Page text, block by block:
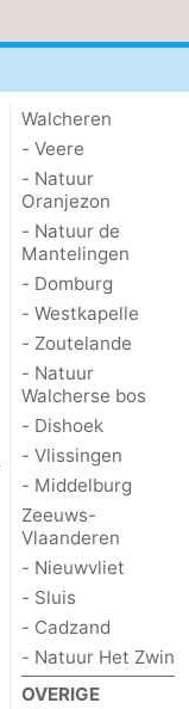
Walcheren
- Veere
- Natuur
Oranjezon
- Natuur de
Mantelingen
- Domburg
- Westkapelle
- Zoutelande
- Natuur
Walcherse bos
- Dishoek
- Vlissingen
- Middelburg
Zeeuws-
Vlaanderen
- Nieuwvliet
- Sluis
- Cadzand
- Natuur Het Zwin
OVERIGE